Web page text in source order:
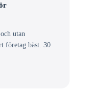
utan
företag bäst. 30